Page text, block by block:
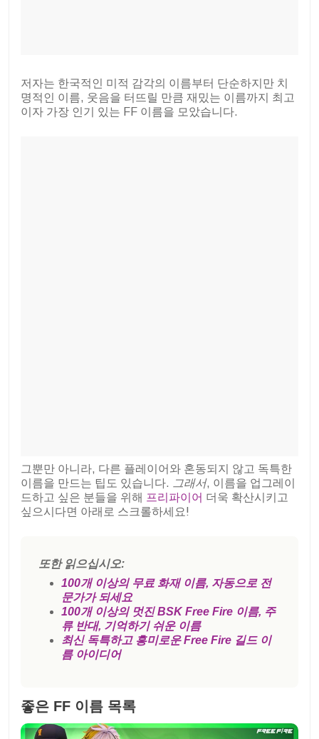
저자는 한국적인 미적 감각의 이름부터 단순하지만 치
명적인 이름, 웃음을 터뜨릴 만큼 재밌는 이름까지 최고
이자 가장 인기 있는 FF 이름을 모았습니다.
그뿐만 아니라, 다른 플레이어와 혼동되지 않고 독특한
이름을 만드는 팁도 있습니다.
그래서, 이름을 업그레이
드하고 싶은 분들을 위해 프리파이어 더욱 확산시키고
싶으시다면 아래로 스크롤하세요!
또한 읽으십시오:
100개 이상의 무료 화재 이름, 자동으로 전
문가가 되세요
100개 이상의 멋진 BSK Free Fire 이름, 주
류 반대, 기억하기 쉬운 이름
최신 독특하고 흥미로운 Free Fire 길드 이
름 아이디어
좋은 FF 이름 목록